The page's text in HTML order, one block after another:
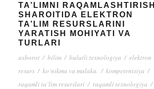
TA’LIMNI RAQAMLASHTIRISH
SHAROITIDA ELEKTRON
TA’LIM RESURSLARINI
YARATISH MOHIYATI VA
TURLARI
axborot / bilim / bulutli texnologiya / elektron
resurs / ko‘nikma va malaka. / kompetentsiya /
raqamli ta’lim resurslari / raqamli texnologiya /